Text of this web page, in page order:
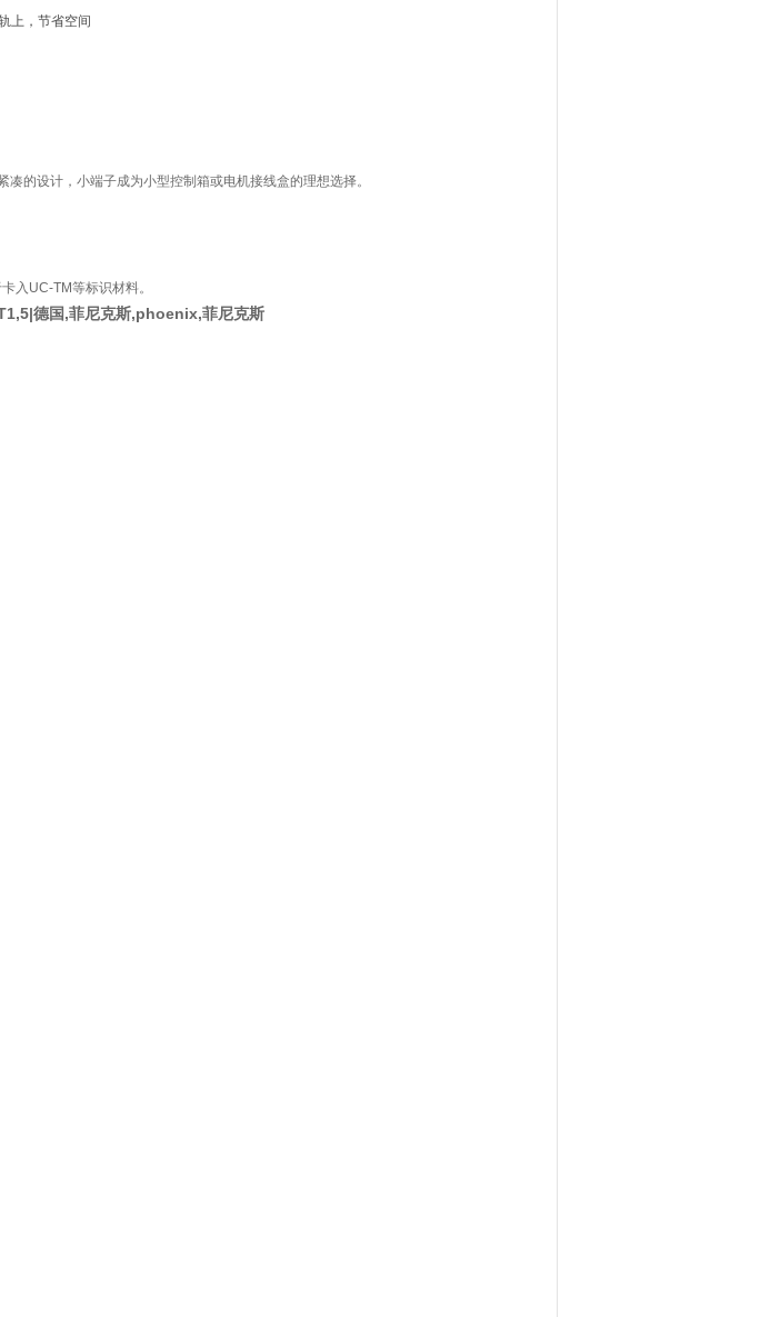
上，节省空间
的设计，小端子成为小型控制箱或电机接线盒的理想选择。
入UC-TM等标识材料。
德国,菲尼克斯,phoenix,菲尼克斯